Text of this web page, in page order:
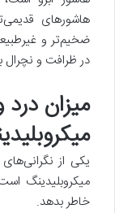
هاشورهای
ضخیم‌تر و
در ظرافت و
میزان
یکی از
میکروبلیدینگ
خاطر بدهد.